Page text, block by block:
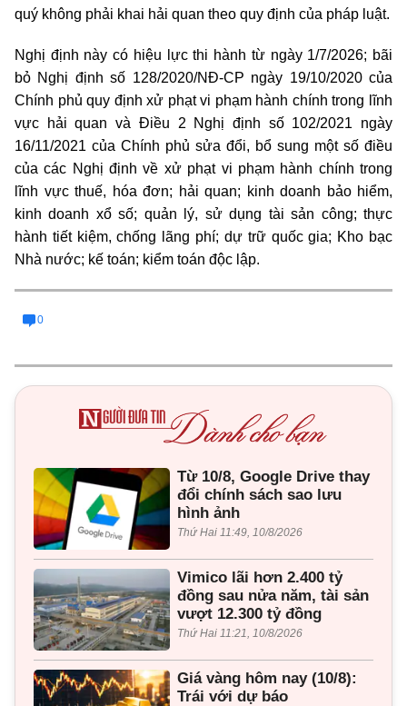
quý không phải khai hải quan theo quy định của pháp luật.
Nghị định này có hiệu lực thi hành từ ngày 1/7/2026; bãi
bỏ Nghị định số 128/2020/NĐ-CP ngày 19/10/2020 của
Chính phủ quy định xử phạt vi phạm hành chính trong lĩnh
vực hải quan và Điều 2 Nghị định số 102/2021 ngày
16/11/2021 của Chính phủ sửa đổi, bổ sung một số điều
của các Nghị định về xử phạt vi phạm hành chính trong
lĩnh vực thuế, hóa đơn; hải quan; kinh doanh bảo hiểm,
kinh doanh xổ số; quản lý, sử dụng tài sản công; thực
hành tiết kiệm, chống lãng phí; dự trữ quốc gia; Kho bạc
Nhà nước; kế toán; kiểm toán độc lập.
0
Từ 10/8, Google Drive thay
đổi chính sách sao lưu
hình ảnh
Thứ Hai 11:49, 10/8/2026
Vimico lãi hơn 2.400 tỷ
đồng sau nửa năm, tài sản
vượt 12.300 tỷ đồng
Thứ Hai 11:21, 10/8/2026
Giá vàng hôm nay (10/8):
Trái với dự báo